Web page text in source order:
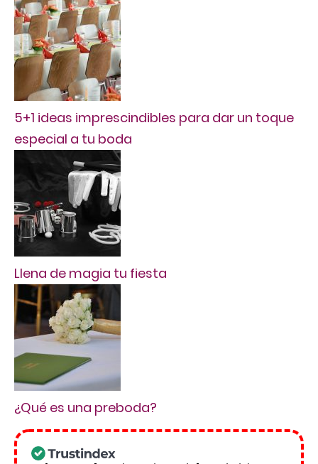
5+1 ideas imprescindibles para dar un toque
especial a tu boda
Llena de magia tu fiesta
¿Qué es una preboda?